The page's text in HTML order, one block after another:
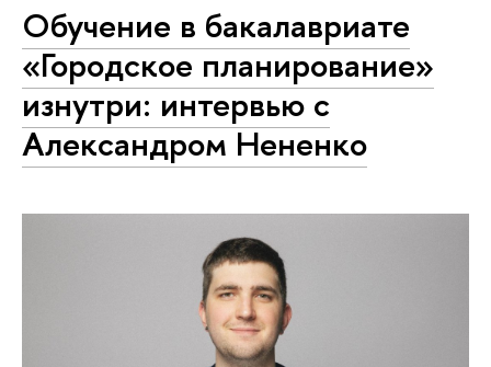
Обучение в бакалавриате
«Городское планирование»
изнутри: интервью с
Александром Нененко